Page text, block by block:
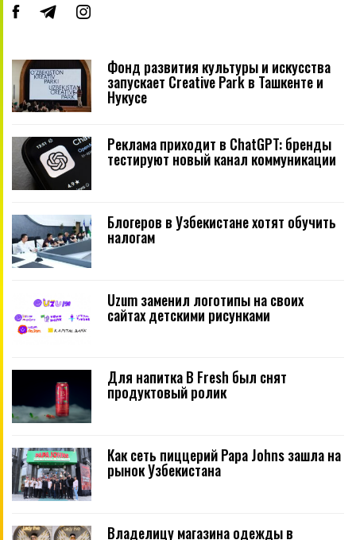
Фонд развития культуры и искусства
запускает Creative Park в Ташкенте и
Нукусе
Реклама приходит в ChatGPT: бренды
тестируют новый канал коммуникации
Блогеров в Узбекистане хотят обучить
налогам
Uzum заменил логотипы на своих
сайтах детскими рисунками
Для напитка B Fresh был снят
продуктовый ролик
Как сеть пиццерий Papa Johns зашла на
рынок Узбекистана
Владелицу магазина одежды в